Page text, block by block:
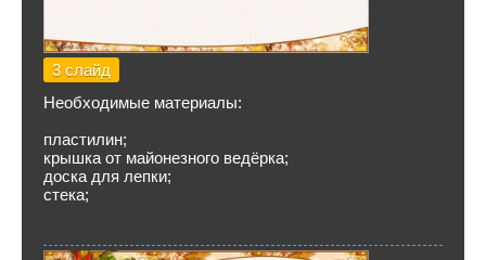
3 слайд
Необходимые материалы:
пластилин;
крышка от майонезного ведёрка;
доска для лепки;
стека;